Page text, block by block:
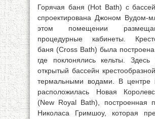
Горячая баня (Hot Bath) с
спроектирована Джоном Вудом-
этом помещении
процедурные кабинеты.
баня (Cross Bath) была
где поклонялись кельты. Здесь
открытый бассейн
термальными водами. В центре
расположилась Новая
(New Royal Bath), построенная
Николаса Гримшоу, которая